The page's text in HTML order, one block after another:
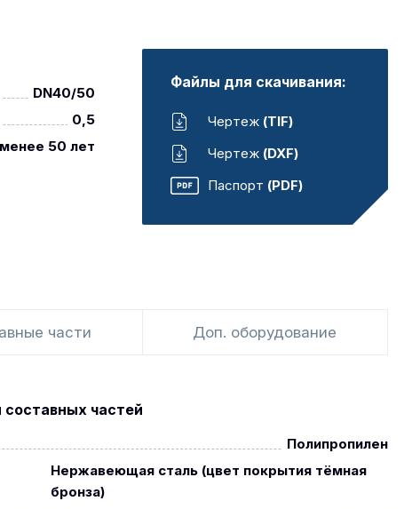
DN40/50
0,5
50 лет
Файлы для скачивания:
Чертеж (TIF)
Чертеж (DXF)
Паспорт (PDF)
части Доп. оборудование
частей
Полипропилен
Нержавеющая сталь (цвет покрытия тёмная
бронза)